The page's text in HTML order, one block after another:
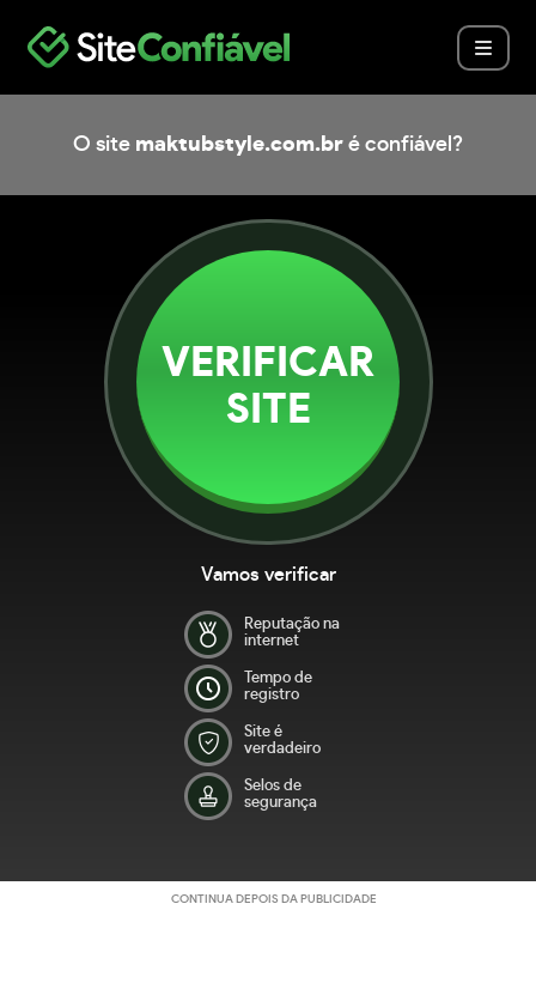
O site maktubstyle.com.br é confiável?
VERIFICAR
SITE
Vamos verificar
Reputação na
internet
Tempo de
registro
Site é
verdadeiro
Selos de
segurança
CONTINUA DEPOIS DA PUBLICIDADE